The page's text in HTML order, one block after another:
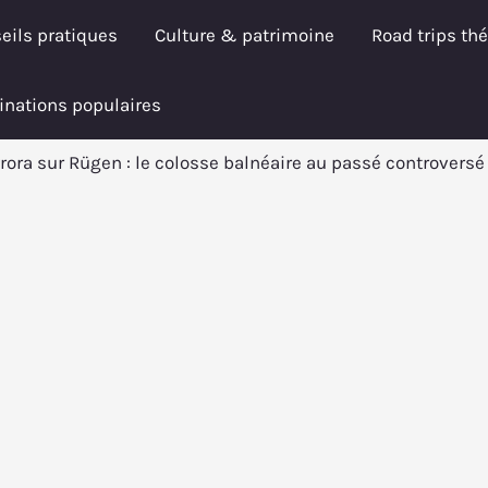
pratiques Culture & patrimoine Road trips
populaires
sur Rügen : le colosse balnéaire au passé controversé